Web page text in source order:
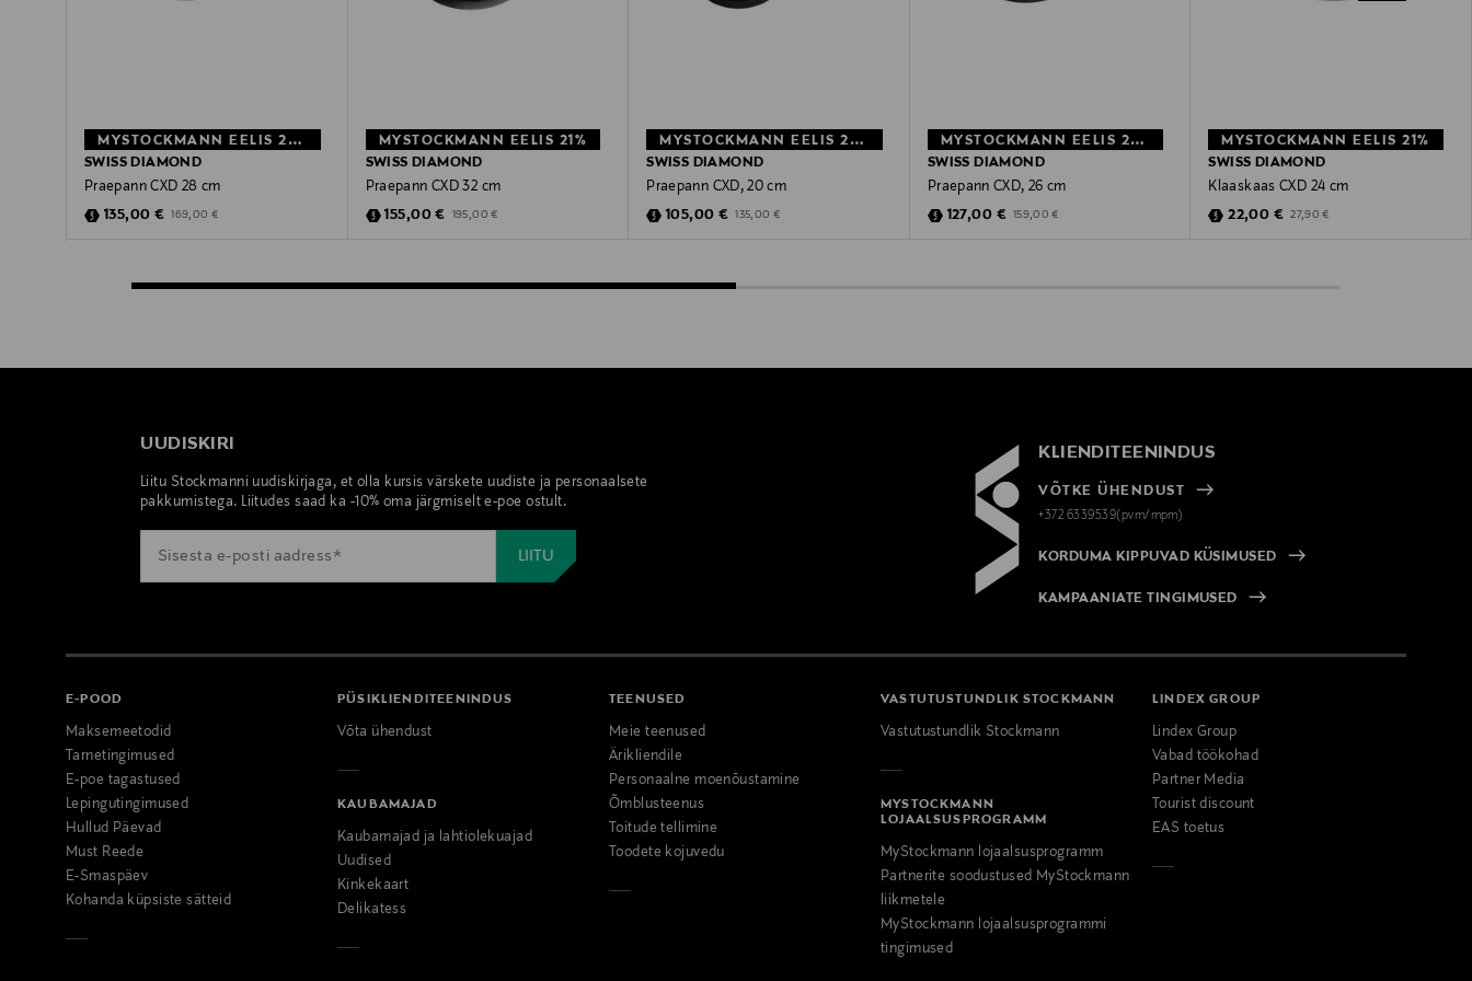
MYSTOCKMANN EELIS 20%
SWISS DIAMOND
Praepann CXD 28 cm
Discounted Price
135,00 € Original Price
169,00 €
MYSTOCKMANN EELIS 21%
SWISS DIAMOND
Praepann CXD 32 cm
Discounted Price
155,00 € Original Price
195,00 €
MYSTOCKMANN EELIS 22%
SWISS DIAMOND
Praepann CXD, 20 cm
Discounted Price
105,00 € Original Price
135,00 €
MYSTOCKMANN EELIS 20%
SWISS DIAMOND
Praepann CXD, 26 cm
Discounted Price
127,00 € Original Price
159,00 €
MYSTOCKMANN EELIS 21%
SWISS DIAMOND
Klaaskaas CXD 24 cm
Discounted Price
22,00 € Original Price
27,90 €
UUDISKIRI
Liitu Stockmanni uudiskirjaga, et olla kursis värskete uudiste ja personaalsete
pakkumistega. Liitudes saad ka -10% oma järgmiselt e-poe ostult.
KLIENDITEENINDUS
VÕTKE ÜHENDUST
+372 6339539(pvm/mpm)
KORDUMA KIPPUVAD KÜSIMUSED
KAMPAANIATE TINGIMUSED
E-POOD
Maksemeetodid
Tarnetingimused
E-poe tagastused
Lepingutingimused
Hullud Päevad
Must Reede
E-Smaspäev
Kohanda küpsiste sätteid
PÜSIKLIENDITEENINDUS
Võta ühendust
KAUBAMAJAD
Kaubamajad ja lahtiolekuajad
Uudised
Kinkekaart
Delikatess
TEENUSED
Meie teenused
Ärikliendile
Personaalne moenõustamine
Õmblusteenus
Toitude tellimine
Toodete kojuvedu
VASTUTUSTUNDLIK STOCKMANN
Vastutustundlik Stockmann
MYSTOCKMANN
LOJAALSUSPROGRAMM
MyStockmann lojaalsusprogramm
Partnerite soodustused MyStockmann
liikmetele
MyStockmann lojaalsusprogrammi
tingimused
LINDEX GROUP
Lindex Group
Vabad töökohad
Partner Media
Tourist discount
EAS toetus